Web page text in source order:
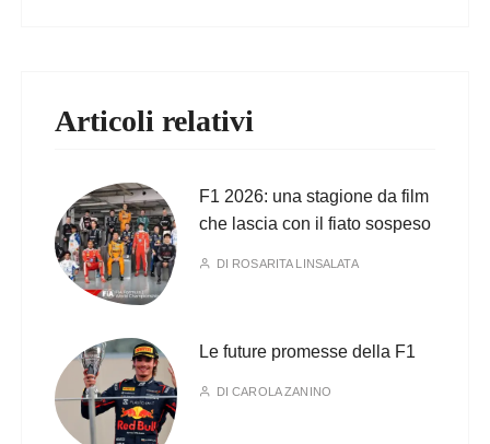
Articoli relativi
F1 2026: una stagione da film
che lascia con il fiato sospeso
DI ROSARITA LINSALATA
Le future promesse della F1
DICAROLA ZANINO